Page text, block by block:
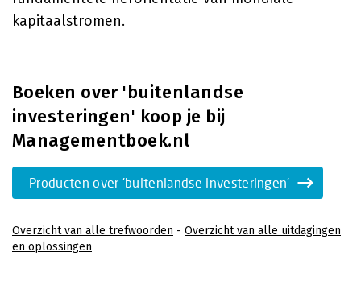
kapitaalstromen.
Boeken over 'buitenlandse
investeringen' koop je bij
Managementboek.nl
Producten over 'buitenlandse investeringen'
Overzicht van alle trefwoorden - Overzicht van alle uitdagingen
en oplossingen